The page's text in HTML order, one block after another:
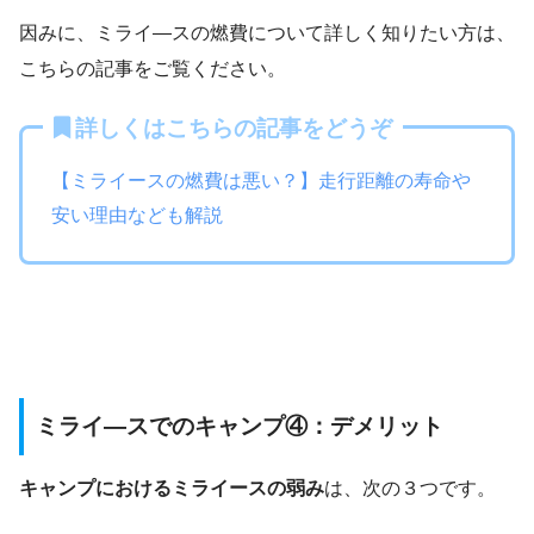
因みに、ミライ―スの燃費について詳しく知りたい方は、
こちらの記事をご覧ください。
詳しくはこちらの記事をどうぞ
【ミライースの燃費は悪い？】走行距離の寿命や
安い理由なども解説
ミライ―スでのキャンプ④：デメリット
キャンプにおけるミライースの弱みは、次の３つです。